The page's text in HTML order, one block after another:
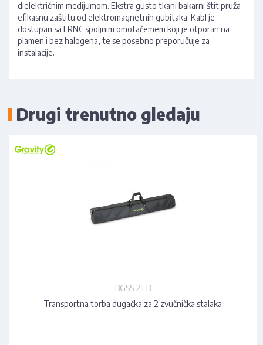
dielektričnim medijumom. Ekstra gusto tkani bakarni štit pruža
efikasnu zaštitu od elektromagnetnih gubitaka. Kabl je
dostupan sa FRNC spoljnim omotačemem koji je otporan na
plamen i bez halogena, te se posebno preporučuje za
instalacije.
Drugi trenutno gledaju
BGSS 2 LB
Transportna torba dugačka za 2 zvučnička stalaka